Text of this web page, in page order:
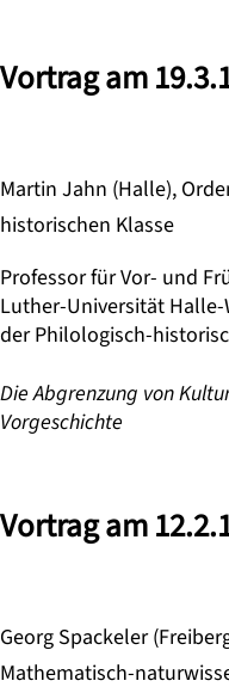
Vortrag am
Martin Jahn (Halle),
historischen Klasse
Professor für Vor- und
Luther-Universität
der Philologisch-
Die Abgrenzung von
Vorgeschichte
Vortrag am
Georg Spackeler
Mathematisch-